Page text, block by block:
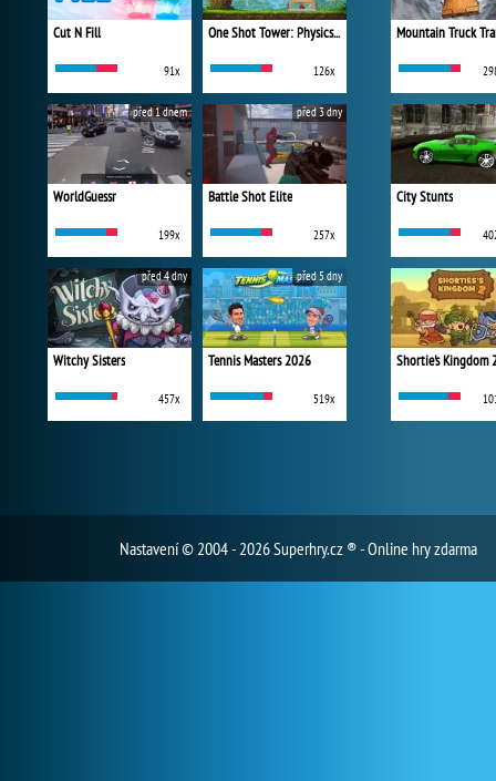
Cut N Fill
91x
One Shot Tower: Physics Destroyer
126x
WorldGuessr
199x
před 1 dnem
Battle Shot Elite
257x
před 3 dny
Witchy Sisters
457x
před 4 dny
Tennis Masters 2026
519x
před 5 dny
Mountain Truck
City Stunts
Shortie's Kingdom
Nastavení© 2004 - 2026 Superhry.cz ® - Online hry zdarma